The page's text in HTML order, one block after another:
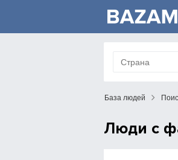
База людей
Люди с